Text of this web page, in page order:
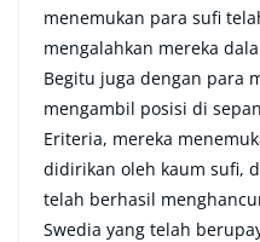
menemukan para sufi
mengalahkan mereka
Begitu juga dengan para
mengambil posisi di
Eriteria, mereka
didirikan oleh kaum sufi,
telah berhasil
Swedia yang telah